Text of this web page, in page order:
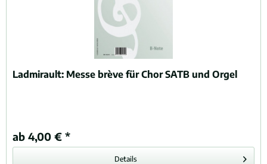
Ladmirault: Messe brève für Chor SATB und Orgel
ab 4,00 € *
Details